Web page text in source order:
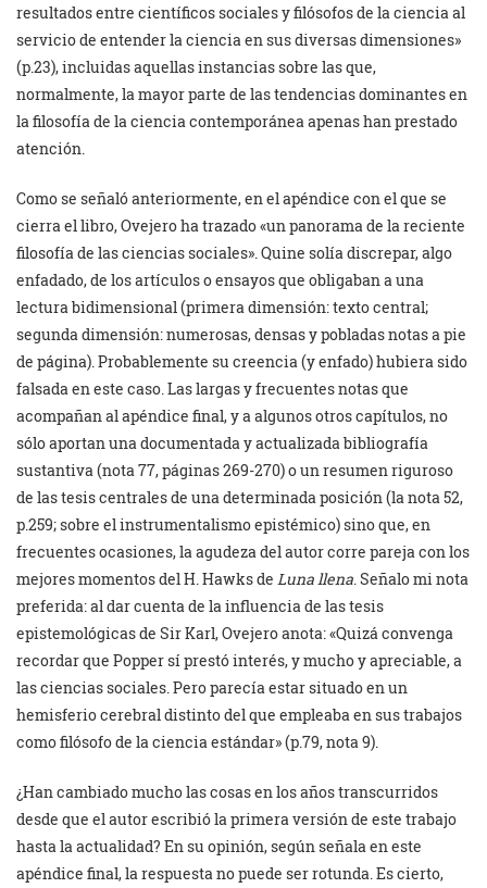
resultados entre científicos sociales y filósofos de la ciencia al
servicio de entender la ciencia en sus diversas dimensiones»
(p.23), incluidas aquellas instancias sobre las que,
normalmente, la mayor parte de las tendencias dominantes en
la filosofía de la ciencia contemporánea apenas han prestado
atención.
Como se señaló anteriormente, en el apéndice con el que se
cierra el libro, Ovejero ha trazado «un panorama de la reciente
filosofía de las ciencias sociales». Quine solía discrepar, algo
enfadado, de los artículos o ensayos que obligaban a una
lectura bidimensional (primera dimensión: texto central;
segunda dimensión: numerosas, densas y pobladas notas a pie
de página). Probablemente su creencia (y enfado) hubiera sido
falsada en este caso. Las largas y frecuentes notas que
acompañan al apéndice final, y a algunos otros capítulos, no
sólo aportan una documentada y actualizada bibliografía
sustantiva (nota 77, páginas 269-270) o un resumen riguroso
de las tesis centrales de una determinada posición (la nota 52,
p.259; sobre el instrumentalismo epistémico) sino que, en
frecuentes ocasiones, la agudeza del autor corre pareja con los
mejores momentos del H. Hawks de Luna llena . Señalo mi nota
preferida: al dar cuenta de la influencia de las tesis
epistemológicas de Sir Karl, Ovejero anota: «Quizá convenga
recordar que Popper sí prestó interés, y mucho y apreciable, a
las ciencias sociales. Pero parecía estar situado en un
hemisferio cerebral distinto del que empleaba en sus trabajos
como filósofo de la ciencia estándar» (p.79, nota 9).
¿Han cambiado mucho las cosas en los años transcurridos
desde que el autor escribió la primera versión de este trabajo
hasta la actualidad? En su opinión, según señala en este
apéndice final, la respuesta no puede ser rotunda. Es cierto,